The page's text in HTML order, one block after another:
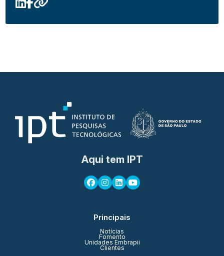
Aqui tem IPT
Principais
Notícias
Fomento
Unidades Embrapii
Clientes